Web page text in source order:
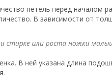
петель перед началом
В зависимости от
стирке или роста ножки
В ней указана длина